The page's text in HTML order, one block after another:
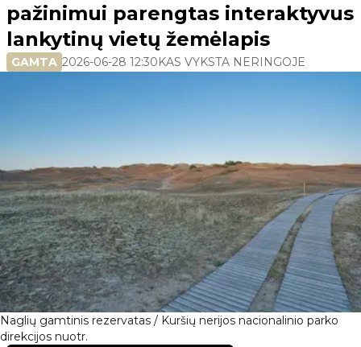
Naglių gamtinis rezervatas / Kuršių nerijos nacionalinio parko
direkcijos nuotr.
pažinimui parengtas interaktyvus
lankytinų vietų žemėlapis
GAMTA 2026-06-28 12:30KAS VYKSTA NERINGOJE